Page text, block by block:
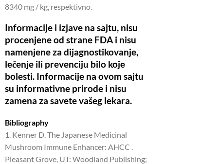
8340 mg / kg, respektivno.
Informacije i izjave na sajtu, nisu
procenjene od strane FDA i nisu
namenjene za dijagnostikovanje,
lečenje ili prevenciju bilo koje
bolesti. Informacije na ovom sajtu
su informativne prirode i nisu
zamena za savete vašeg lekara.
Bibliography
1. Kenner D. The Japanese Medicinal
Mushroom Immune Enhancer: AHCC .
Pleasant Grove, UT: Woodland Publishing;